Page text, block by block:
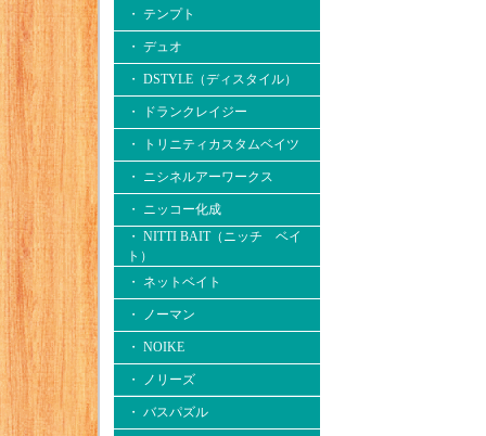
・ テンプト
・ デュオ
・ DSTYLE（ディスタイル）
・ ドランクレイジー
・ トリニティカスタムベイツ
・ ニシネルアーワークス
・ ニッコー化成
・ NITTI BAIT（ニッチ ベイ
ト）
・ ネットベイト
・ ノーマン
・ NOIKE
・ ノリーズ
・ バスパズル